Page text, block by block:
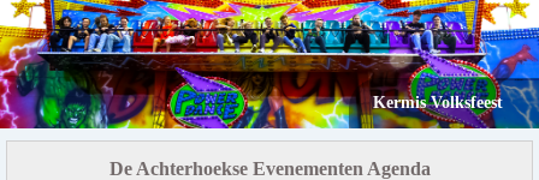
Kermis Volksfeest
De Achterhoekse Evenementen Agenda